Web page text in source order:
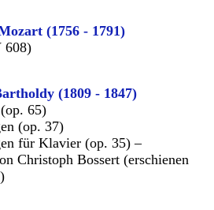
(1756 - 1791)
608)
(1809 - 1847)
65)
(op. 37)
für Klavier (op. 35) –
Christoph Bossert (erschienen